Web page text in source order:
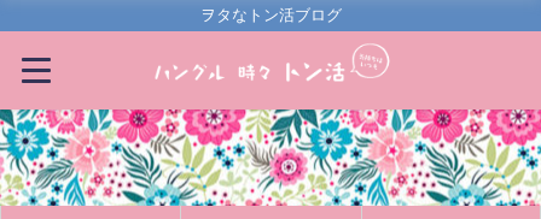
ヲタなトン活ブログ